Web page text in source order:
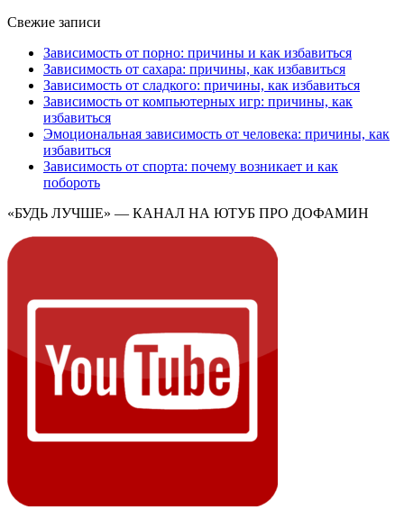
Свежие записи
Зависимость от порно: причины и как избавиться
Зависимость от сахара: причины, как избавиться
Зависимость от сладкого: причины, как избавиться
Зависимость от компьютерных игр: причины, как
избавиться
Эмоциональная зависимость от человека: причины, как
избавиться
Зависимость от спорта: почему возникает и как
побороть
«БУДЬ ЛУЧШЕ» — КАНАЛ НА ЮТУБ ПРО ДОФАМИН